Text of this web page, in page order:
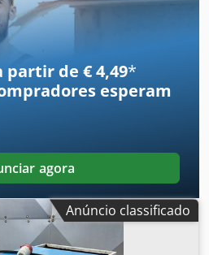
13,00 bar Potência do motor:
Quantidade de entrega:
partir de € 4,49*
esperam
agora
Anúncio classificado